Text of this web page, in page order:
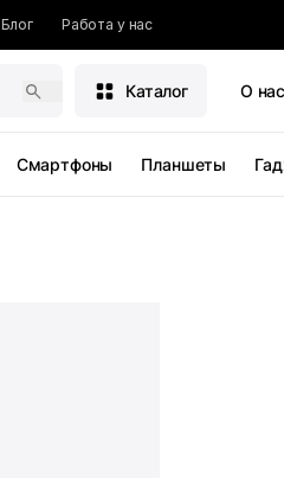
Блог Работа у нас
Каталог О нас
Смартфоны Планшеты